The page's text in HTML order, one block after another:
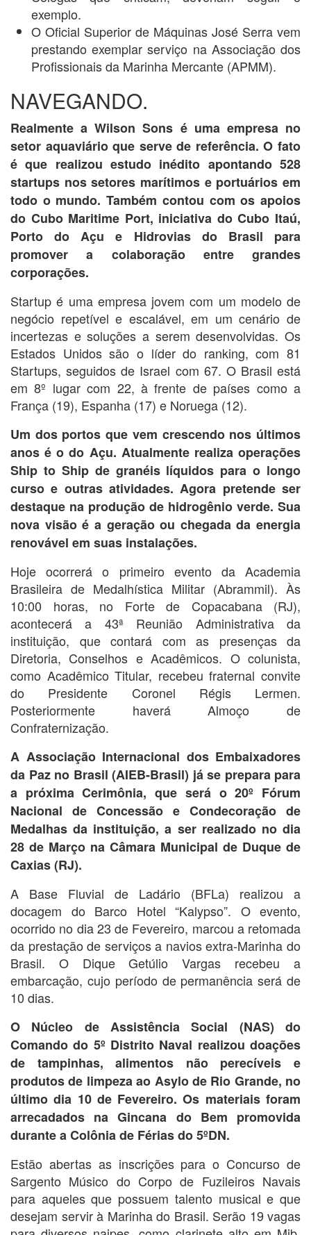
exemplo.
O Oficial Superior de Máquinas José Serra vem
prestando exemplar serviço na Associação dos
Profissionais da Marinha Mercante (APMM).
NAVEGANDO.
Realmente a Wilson Sons é uma empresa no
setor aquaviário que serve de referência. O fato
é que realizou estudo inédito apontando 528
startups nos setores marítimos e portuários em
todo o mundo. Também contou com os apoios
do Cubo Maritime Port, iniciativa do Cubo Itaú,
Porto do Açu e Hidrovias do Brasil para
promover a colaboração entre grandes
corporações.
Startup é uma empresa jovem com um modelo de
negócio repetível e escalável, em um cenário de
incertezas e soluções a serem desenvolvidas. Os
Estados Unidos são o líder do ranking, com 81
Startups, seguidos de Israel com 67. O Brasil está
em 8º lugar com 22, à frente de países como a
França (19), Espanha (17) e Noruega (12).
Um dos portos que vem crescendo nos últimos
anos é o do Açu. Atualmente realiza operações
Ship to Ship de granéis líquidos para o longo
curso e outras atividades. Agora pretende ser
destaque na produção de hidrogênio verde. Sua
nova visão é a geração ou chegada da energia
renovável em suas instalações.
Hoje ocorrerá o primeiro evento da Academia
Brasileira de Medalhística Militar (Abrammil). Às
10:00 horas, no Forte de Copacabana (RJ),
acontecerá a 43ª Reunião Administrativa da
instituição, que contará com as presenças da
Diretoria, Conselhos e Acadêmicos. O colunista,
como Acadêmico Titular, recebeu fraternal convite
do Presidente Coronel Régis Lermen.
Posteriormente haverá Almoço de
Confraternização.
A Associação Internacional dos Embaixadores
da Paz no Brasil (AIEB-Brasil) já se prepara para
a próxima Cerimônia, que será o 20º Fórum
Nacional de Concessão e Condecoração de
Medalhas da instituição, a ser realizado no dia
28 de Março na Câmara Municipal de Duque de
Caxias (RJ).
A Base Fluvial de Ladário (BFLa) realizou a
docagem do Barco Hotel “Kalypso”. O evento,
ocorrido no dia 23 de Fevereiro, marcou a retomada
da prestação de serviços a navios extra-Marinha do
Brasil. O Dique Getúlio Vargas recebeu a
embarcação, cujo período de permanência será de
10 dias.
O Núcleo de Assistência Social (NAS) do
Comando do 5º Distrito Naval realizou doações
de tampinhas, alimentos não perecíveis e
produtos de limpeza ao Asylo de Rio Grande, no
último dia 10 de Fevereiro. Os materiais foram
arrecadados na Gincana do Bem promovida
durante a Colônia de Férias do 5ºDN.
Estão abertas as inscrições para o Concurso de
Sargento Músico do Corpo de Fuzileiros Navais
para aqueles que possuem talento musical e que
desejam servir à Marinha do Brasil. Serão 19 vagas